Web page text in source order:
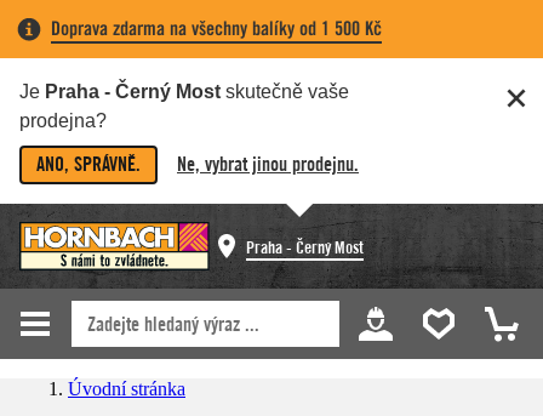
Doprava zdarma na všechny balíky od 1 500 Kč
Je Praha - Černý Most skutečně vaše
prodejna?
ANO, SPRÁVNĚ. Ne, vybrat jinou prodejnu.
Praha - Černý Most
Úvodní stránka